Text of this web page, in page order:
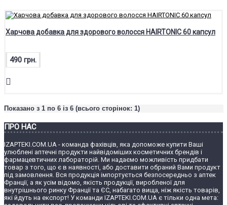
Харчова добавка для здорового волосся HAIRTONIC 60 капсул
490 грн.
Показано з 1 по 6 із 6 (всього сторінок: 1)
ПРО НАС
IZAPTEKI.COM.UA - команда фахівців, яка допоможе купити Ваші
улюблені аптечні продукти найвідоміших косметичних брендів і
фармацевтичних лабораторій. Ми надаємо можливість придбати
товар з того, що є в наявності, або доставити обраний Вами продукт
під замовлення. Вся продукція імпортується безпосередньо з аптек
Франції, а як усім відомо, якість продукції, виробленої для
внутрішнього ринку Франції та ЄС, набагато вища, ніж якість товарів,
які йдуть на експорт! У команди IZAPTEKI.COM.UA є тільки одна мета: